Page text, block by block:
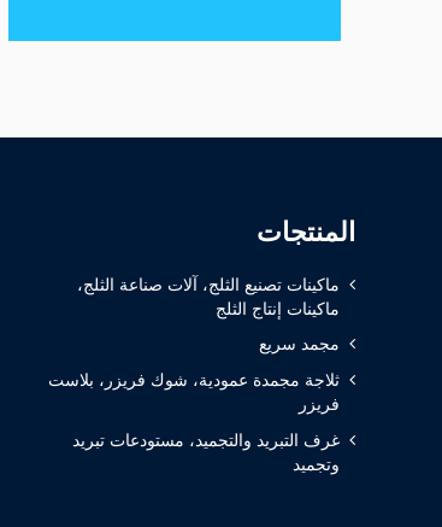
المنتجات
ماكينات تصنيع الثلج، آلات صناعة الثلج،
ماكينات إنتاج الثلج
مجمد سريع
ثلاجة مجمدة عمودية، شوك فريزر، بلاست
فريزر
غرف التبريد والتجميد، مستودعات تبريد
وتجميد